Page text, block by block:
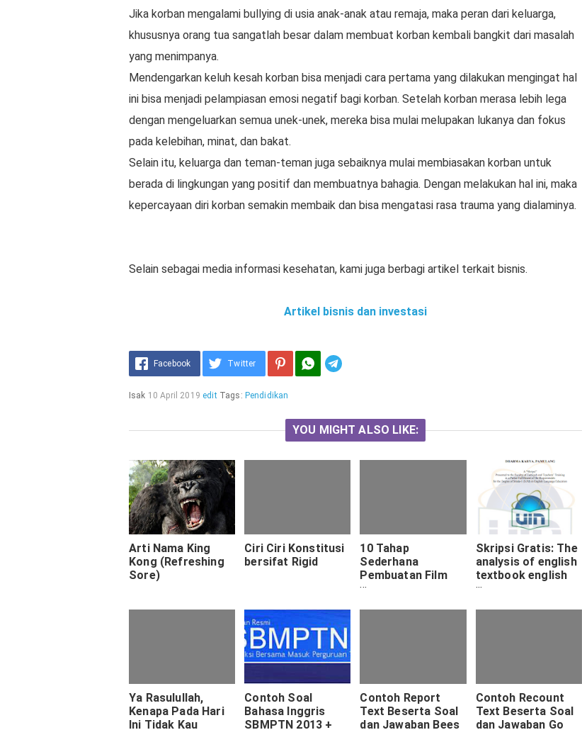
Jika korban mengalami bullying di usia anak-anak atau remaja, maka peran dari keluarga,
khususnya orang tua sangatlah besar dalam membuat korban kembali bangkit dari masalah
yang menimpanya.
Mendengarkan keluh kesah korban bisa menjadi cara pertama yang dilakukan mengingat hal
ini bisa menjadi pelampiasan emosi negatif bagi korban. Setelah korban merasa lebih lega
dengan mengeluarkan semua unek-unek, mereka bisa mulai melupakan lukanya dan fokus
pada kelebihan, minat, dan bakat.
Selain itu, keluarga dan teman-teman juga sebaiknya mulai membiasakan korban untuk
berada di lingkungan yang positif dan membuatnya bahagia. Dengan melakukan hal ini, maka
kepercayaan diri korban semakin membaik dan bisa mengatasi rasa trauma yang dialaminya.
Selain sebagai media informasi kesehatan, kami juga berbagi artikel terkait bisnis.
Artikel bisnis dan investasi
Facebook Twitter
Isak 10 April 2019 edit Tags: Pendidikan
YOU MIGHT ALSO LIKE:
Arti Nama King
Kong (Refreshing
Sore)
Ciri Ciri Konstitusi
bersifat Rigid
10 Tahap
Sederhana
Pembuatan Film
Pendek
Skripsi Gratis: The
analysis of english
textbook english
on SKY 2 Esed
Ya Rasulullah,
Kenapa Pada Hari
Ini Tidak Kau
Contoh Soal
Bahasa Inggris
SBMPTN 2013 +
Contoh Report
Text Beserta Soal
dan Jawaban Bees
Contoh Recount
Text Beserta Soal
dan Jawaban Go